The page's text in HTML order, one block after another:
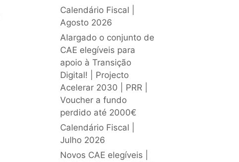
Calendário Fiscal |
Agosto 2026
Alargado o conjunto de
CAE elegíveis para
apoio à Transição
Digital! | Projecto
Acelerar 2030 | PRR |
Voucher a fundo
perdido até 2000€
Calendário Fiscal |
Julho 2026
Novos CAE elegíveis |